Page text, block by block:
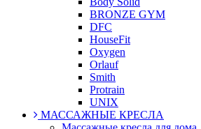
BRONZE GYM
DFC
HouseFit
Oxygen
Orlauf
Smith
Protrain
UNIX
МАССАЖНЫЕ КРЕСЛА